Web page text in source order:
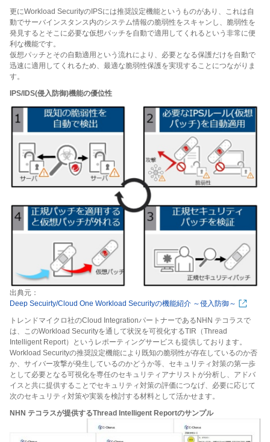
更にWorkload SecurityのIPSには推奨設定機能というものがあり、これは自
動でサーバインスタンス内のシステム情報の脆弱性をスキャンし、脆弱性を
発見するとそこに必要な仮想パッチを自動で適用してくれるという非常に便
利な機能です。
仮想パッチとその自動適用という流れにより、必要となる保護だけを自動で
迅速に適用してくれるため、最適な脆弱性保護を実現することにつながりま
す。
IPS/IDS(侵入防御)機能の優位性
出典元：
Deep Secuirty/Cloud One Workload Securityの機能紹介 ～侵入防御～
トレンドマイクロ社のCloud IntegrationパートナーであるNHN テコラスで
は、このWorkload Securityを通して状況を可視化するTIR（Thread
Intelligent Report）というレポーティングサービスも提供しております。
Workload Securityの推奨設定機能により既知の脆弱性が存在しているのか否
か、サイバー攻撃が発生しているのかどうか等、セキュリティ対策の第一歩
として必要となる可視化を専任のセキュリティアナリストが分析し、アドバ
イスと共に提供することでセキュリティ対策の評価につなげ、必要に応じて
次のセキュリティ対策や実装を検討する材料として活かせます。
NHN テコラスが提供するThread Intelligent Reportのサンプル